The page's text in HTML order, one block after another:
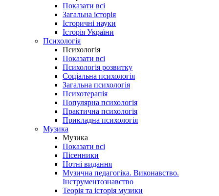
Показати всі
Загальна історія
Історичні науки
Історія України
Психологія
Психологія
Показати всі
Психологія розвитку
Соціальна психологія
Загальна психологія
Психотерапія
Популярна психологія
Практична психологія
Прикладна психологія
Музика
Музика
Показати всі
Пісенники
Нотні видання
Музична педагогіка. Виконавство.
Інструментознавство
Теорія та історія музики